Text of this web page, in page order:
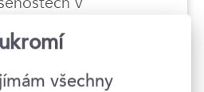
projekty,
finančních služeb,
všechny